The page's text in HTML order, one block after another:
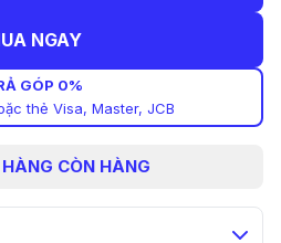
NGAY
GÓP 0%
thẻ Visa, Master, JCB
CÒN HÀNG